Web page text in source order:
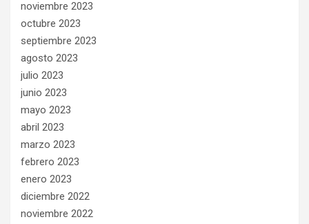
noviembre 2023
octubre 2023
septiembre 2023
agosto 2023
julio 2023
junio 2023
mayo 2023
abril 2023
marzo 2023
febrero 2023
enero 2023
diciembre 2022
noviembre 2022